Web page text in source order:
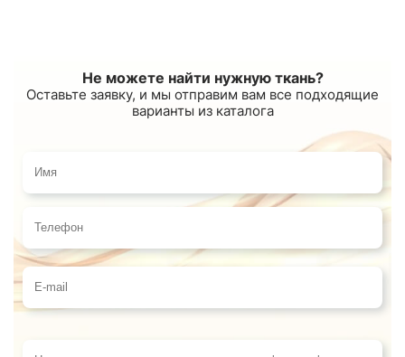
Не можете найти нужную ткань?
Оставьте заявку, и мы отправим вам все подходящие
варианты из каталога
Имя
Телефон
E-mail